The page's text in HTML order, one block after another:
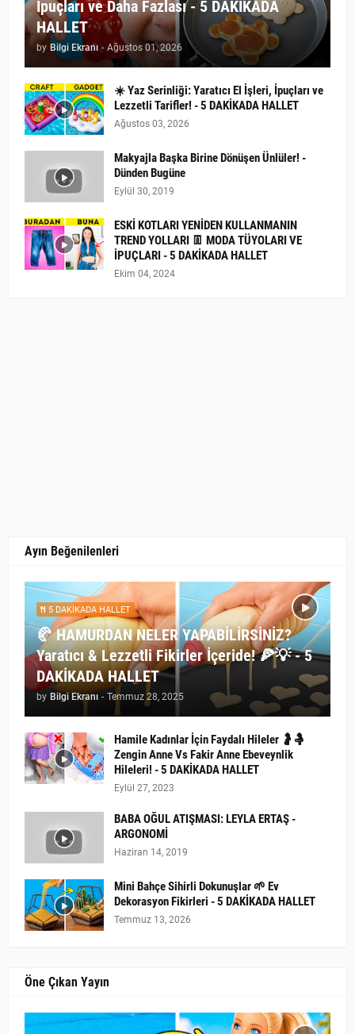
İpuçları ve Daha Fazlası - 5 DAKİKADA
HALLET
by Bilgi Ekranı - Ağustos 01, 2026
☀️ Yaz Serinliği: Yaratıcı El İşleri, İpuçları ve
Lezzetli Tarifler! - 5 DAKİKADA HALLET
Ağustos 03, 2026
Makyajla Başka Birine Dönüşen Ünlüler! -
Dünden Bugüne
Eylül 30, 2019
ESKİ KOTLARI YENİDEN KULLANMANIN
TREND YOLLARI 👖 MODA TÜYOLARI VE
İPUÇLARI - 5 DAKİKADA HALLET
Ekim 04, 2024
Ayın Beğenilenleri
5 DAKİKADA HALLET
🥐 HAMURDAN NELER YAPABİLİRSİNİZ?
Yaratıcı & Lezzetli Fikirler İçeride! 🍕💡 - 5
DAKİKADA HALLET
by Bilgi Ekranı - Temmuz 28, 2025
Hamile Kadınlar İçin Faydalı Hileler 🤰🤱
Zengin Anne Vs Fakir Anne Ebeveynlik
Hileleri! - 5 DAKİKADA HALLET
Eylül 27, 2023
BABA OĞUL ATIŞMASI: LEYLA ERTAŞ -
ARGONOMİ
Haziran 14, 2019
Mini Bahçe Sihirli Dokunuşlar 🌱 Ev
Dekorasyon Fikirleri - 5 DAKİKADA HALLET
Temmuz 13, 2026
Öne Çıkan Yayın